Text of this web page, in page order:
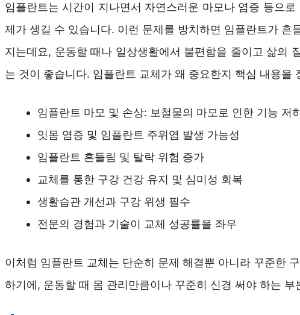
임플란트는 시간이 지나면서 자연스러운 마모나 염증 등으
제가 생길 수 있습니다. 이런 문제를 방치하면 임플란트가 흔
지는데요, 운동할 때나 일상생활에서 불편함을 줄이고 삶의
는 것이 좋습니다. 임플란트 교체가 왜 중요한지 핵심 내용을
임플란트 마모 및 손상: 보철물의 마모로 인한 기능 저
잇몸 염증 및 임플란트 주위염 발생 가능성
임플란트 흔들림 및 탈락 위험 증가
교체를 통한 구강 건강 유지 및 심미성 회복
생활습관 개선과 구강 위생 필수
전문의 경험과 기술이 교체 성공률을 좌우
이처럼 임플란트 교체는 단순히 문제 해결뿐 아니라 꾸준한
하기에, 운동할 때 몸 관리만큼이나 꾸준히 신경 써야 하는 부